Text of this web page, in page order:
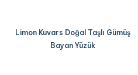
Limon Kuvars Doğal Taşlı Gümüş
Bayan Yüzük